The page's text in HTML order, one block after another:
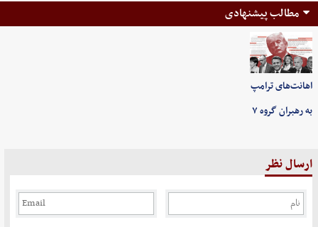
مطالب پیشنهادی
اهانت‌های ترامپ
به رهبران گروه ۷
ارسال نظر